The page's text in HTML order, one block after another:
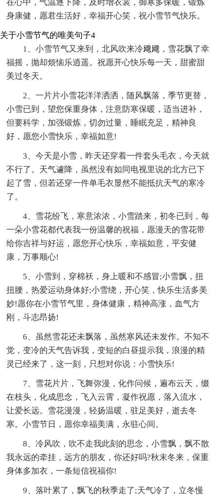
在心中，气温逐下降，及时增衣裳，御寒多保暖，锻炼
身康健，愿君生活好，幸福开心笑，祝小雪节气快乐。
关于小雪节气的唯美句子4
1、小雪节气又来到，北风吹来冷飕飕，雪花飘了幸
福摇，抛却烦恼乐逍遥。祝愿开心快乐每一天，甜蜜甜
美过冬天。
2、一片片小雪花洋洋洒洒，随风飘落，季节更替，
小雪已到，望您保重身体，注意防寒保暖，适当进补，
但要科学，加强锻炼，切勿过量，睡眠充足，精神良
好，愿您小雪快乐，幸福如意!
3、今天是小雪，昨天还穿着一件套头毛衣，今天就
不行了。天气遽降，虽然没有如同电视里说的北方已下
起了雪，但若还穿一件单毛衣显然不能抵抗天气的寒冷
了。
4、雪花纷飞，寒意浓浓，小雪踏来，初冬已到，每
一朵小雪花都代表我一份温馨的祝福，愿漫天的雪花带
给你吉祥与好运，愿您开心快乐，幸福如意，平安健
康，万事顺心!
5、小雪到，穿棉袄，身上暖和不感冒;小雪飘，扭
扭腰，热爱运动身体好;小雪绕，开心笑，快乐生活多美
妙!愿你在小雪节气里，身体健康，精神高涨，血气方
刚，斗志昂扬!
6、虽然雪花还未飘落，虽然寒风还未发作。不知不
觉，变冷的天气告诉我，变短的白昼提示我，浪漫的精
灵已经来了，这一刻，只想对你说：小雪快乐!
7、雪花片片，飞舞弥漫，化作问候，遍布云天，缀
在枝头，化成思念，飞入云霄，凝作祝愿，落入流水，
让爱长远。雪花漫漫，轻扬温暖，驻足美好，逝去冬
寒。小雪节日，愿你幸福美满，永驻心间。
8、冷风吹，吹不走我此刻的思念，小雪飘，飘不散
我永远的牵挂，远方的朋友，你还好吗?秋末冬来，保重
身体多加衣，一条短信祝福你!
9、落叶累了，飘飞的秋季走了;天气冷了，立冬慢